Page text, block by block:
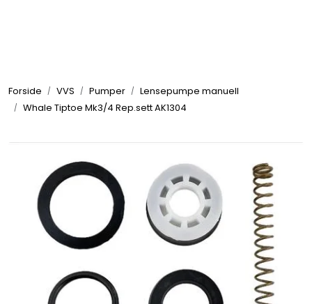
Forside VVS Pumper
Lensepumpe manuell
Whale Tiptoe Mk3/4 Rep.sett AK1304
Elektrisk
Bygg/Innredning
Komfort
VVS
Motor/Styring